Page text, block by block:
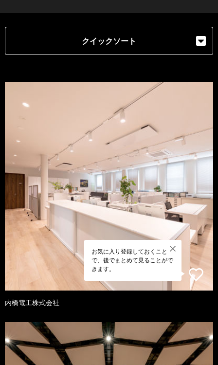
クイックソート
お気に入り登録しておくこと
で、後でまとめて見ることがで
きます。
内橋電工株式会社